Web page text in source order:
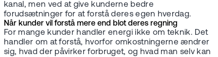
kanal, men ved at give kunderne bedre
forudsætninger for at forstå deres egen hverdag.
Når kunder vil forstå mere end blot deres regning
For mange kunder handler energi ikke om teknik. Det
handler om at forstå, hvorfor omkostningerne ændrer
sig, hvad der påvirker forbruget, og hvad man selv kan